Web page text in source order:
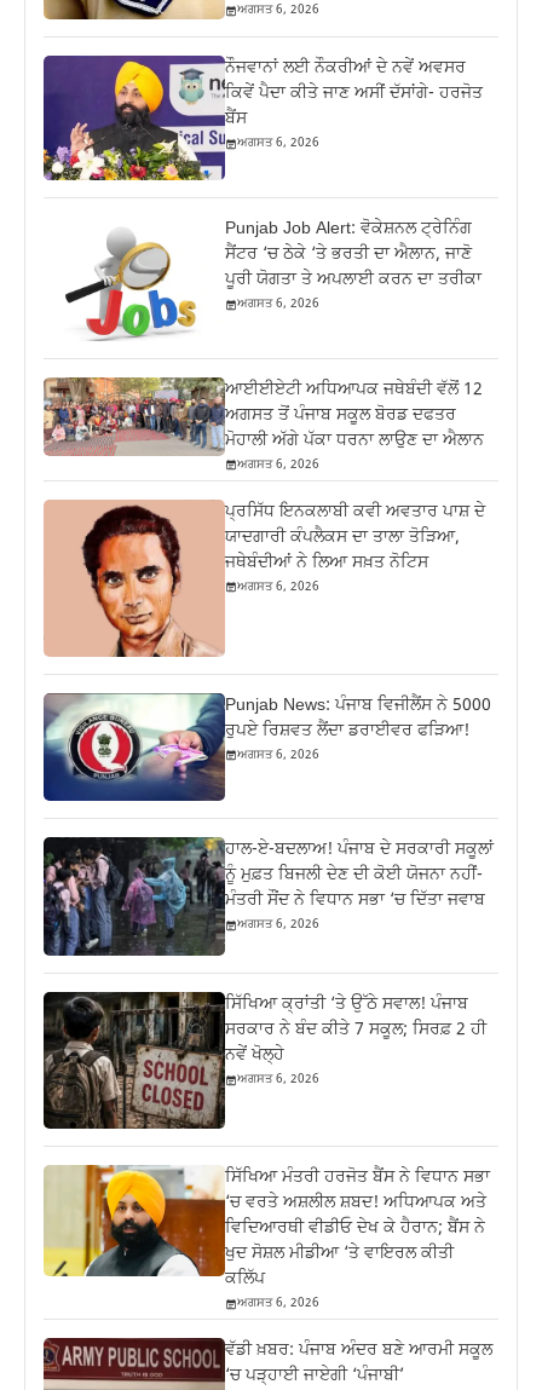
ਅਗਸਤ 6, 2026
ਨੌਜਵਾਨਾਂ ਲਈ ਨੌਕਰੀਆਂ ਦੇ ਨਵੇਂ ਅਵਸਰ
ਕਿਵੇਂ ਪੈਦਾ ਕੀਤੇ ਜਾਣ ਅਸੀਂ ਦੱਸਾਂਗੇ- ਹਰਜੋਤ
ਬੈਂਸ
ਅਗਸਤ 6, 2026
Punjab Job Alert: ਵੋਕੇਸ਼ਨਲ ਟ੍ਰੇਨਿੰਗ
ਸੈਂਟਰ ‘ਚ ਠੇਕੇ ‘ਤੇ ਭਰਤੀ ਦਾ ਐਲਾਨ, ਜਾਣੋ
ਪੂਰੀ ਯੋਗਤਾ ਤੇ ਅਪਲਾਈ ਕਰਨ ਦਾ ਤਰੀਕਾ
ਅਗਸਤ 6, 2026
ਆਈਈਏਟੀ ਅਧਿਆਪਕ ਜਥੇਬੰਦੀ ਵੱਲੋਂ 12
ਅਗਸਤ ਤੋਂ ਪੰਜਾਬ ਸਕੂਲ ਬੋਰਡ ਦਫਤਰ
ਮੋਹਾਲੀ ਅੱਗੇ ਪੱਕਾ ਧਰਨਾ ਲਾਉਣ ਦਾ ਐਲਾਨ
ਅਗਸਤ 6, 2026
ਪ੍ਰਸਿੱਧ ਇਨਕਲਾਬੀ ਕਵੀ ਅਵਤਾਰ ਪਾਸ਼ ਦੇ
ਯਾਦਗਾਰੀ ਕੰਪਲੈਕਸ ਦਾ ਤਾਲਾ ਤੋੜਿਆ,
ਜਥੇਬੰਦੀਆਂ ਨੇ ਲਿਆ ਸਖ਼ਤ ਨੋਟਿਸ
ਅਗਸਤ 6, 2026
Punjab News: ਪੰਜਾਬ ਵਿਜੀਲੈਂਸ ਨੇ 5000
ਰੁਪਏ ਰਿਸ਼ਵਤ ਲੈਂਦਾ ਡਰਾਈਵਰ ਫੜਿਆ!
ਅਗਸਤ 6, 2026
ਹਾਲ-ਏ-ਬਦਲਾਅ! ਪੰਜਾਬ ਦੇ ਸਰਕਾਰੀ ਸਕੂਲਾਂ
ਨੂੰ ਮੁਫ਼ਤ ਬਿਜਲੀ ਦੇਣ ਦੀ ਕੋਈ ਯੋਜਨਾ ਨਹੀਂ-
ਮੰਤਰੀ ਸੌਂਦ ਨੇ ਵਿਧਾਨ ਸਭਾ ‘ਚ ਦਿੱਤਾ ਜਵਾਬ
ਅਗਸਤ 6, 2026
ਸਿੱਖਿਆ ਕ੍ਰਾਂਤੀ ‘ਤੇ ਉੱਠੇ ਸਵਾਲ! ਪੰਜਾਬ
ਸਰਕਾਰ ਨੇ ਬੰਦ ਕੀਤੇ 7 ਸਕੂਲ; ਸਿਰਫ਼ 2 ਹੀ
ਨਵੇਂ ਖੋਲ੍ਹੇ
ਅਗਸਤ 6, 2026
ਸਿੱਖਿਆ ਮੰਤਰੀ ਹਰਜੋਤ ਬੈਂਸ ਨੇ ਵਿਧਾਨ ਸਭਾ
‘ਚ ਵਰਤੇ ਅਸ਼ਲੀਲ ਸ਼ਬਦ! ਅਧਿਆਪਕ ਅਤੇ
ਵਿਦਿਆਰਥੀ ਵੀਡੀਓ ਦੇਖ ਕੇ ਹੈਰਾਨ; ਬੈਂਸ ਨੇ
ਖੁਦ ਸੋਸ਼ਲ ਮੀਡੀਆ ‘ਤੇ ਵਾਇਰਲ ਕੀਤੀ
ਕਲਿੱਪ
ਅਗਸਤ 6, 2026
ਵੱਡੀ ਖ਼ਬਰ: ਪੰਜਾਬ ਅੰਦਰ ਬਣੇ ਆਰਮੀ ਸਕੂਲ
‘ਚ ਪੜ੍ਹਾਈ ਜਾਏਗੀ ‘ਪੰਜਾਬੀ’